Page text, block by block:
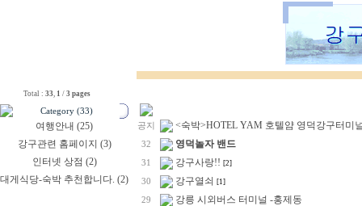
Total : 33, 1 / 3 pages
Category (33)
여행안내 (25)
강구관련 홈페이지 (3)
인터넷 상점 (2)
대게식당-숙박 추천합니다. (2)
공지 <숙박>HOTEL YAM 호텔얌 영덕강구터미
32 영덕놀자 밴드
31 강구사랑!! [2]
30 강구열쇠 [1]
29 강릉 시외버스 터미널 -홍제동